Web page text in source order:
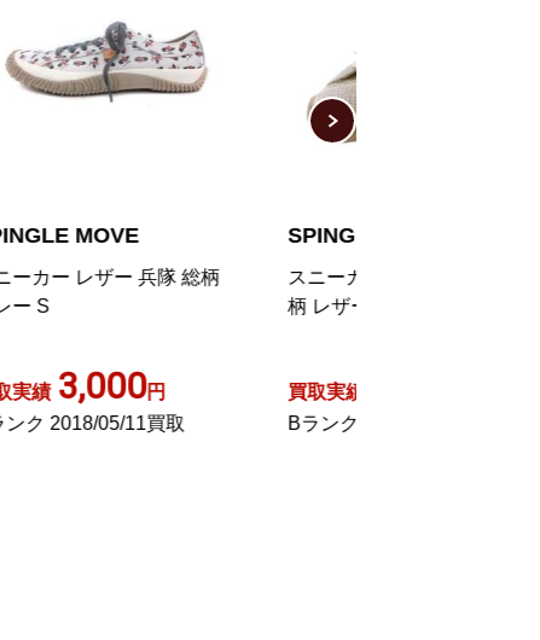
SPINGLE MOVE
スニーカー シューズ パイソン
買取実績 700
Bランク 2025/09/08買取